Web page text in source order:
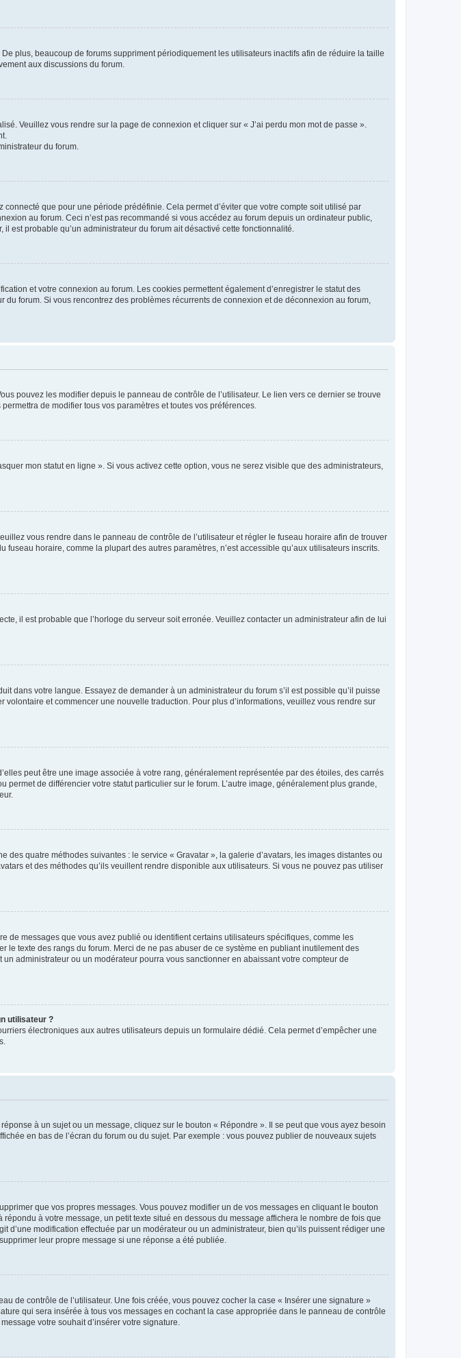
plus, beaucoup de forums suppriment périodiquement les utilisateurs inactifs afin de réduire la taille
aux discussions du forum.
Veuillez vous rendre sur la page de connexion et cliquer sur « J’ai perdu mon mot de passe ».
du forum.
que pour une période prédéfinie. Cela permet d’éviter que votre compte soit utilisé par
au forum. Ceci n’est pas recommandé si vous accédez au forum depuis un ordinateur public,
est probable qu’un administrateur du forum ait désactivé cette fonctionnalité.
et votre connexion au forum. Les cookies permettent également d’enregistrer le statut des
forum. Si vous rencontrez des problèmes récurrents de connexion et de déconnexion au forum,
pouvez les modifier depuis le panneau de contrôle de l’utilisateur. Le lien vers ce dernier se trouve
de modifier tous vos paramètres et toutes vos préférences.
mon statut en ligne ». Si vous activez cette option, vous ne serez visible que des administrateurs,
vous rendre dans le panneau de contrôle de l’utilisateur et régler le fuseau horaire afin de trouver
horaire, comme la plupart des autres paramètres, n’est accessible qu’aux utilisateurs inscrits.
il est probable que l’horloge du serveur soit erronée. Veuillez contacter un administrateur afin de lui
dans votre langue. Essayez de demander à un administrateur du forum s’il est possible qu’il puisse
et commencer une nouvelle traduction. Pour plus d’informations, veuillez vous rendre sur
peut être une image associée à votre rang, généralement représentée par des étoiles, des carrés
de différencier votre statut particulier sur le forum. L’autre image, généralement plus grande,
quatre méthodes suivantes : le service « Gravatar », la galerie d’avatars, les images distantes ou
et des méthodes qu’ils veuillent rendre disponible aux utilisateurs. Si vous ne pouvez pas utiliser
de messages que vous avez publié ou identifient certains utilisateurs spécifiques, comme les
texte des rangs du forum. Merci de ne pas abuser de ce système en publiant inutilement des
administrateur ou un modérateur pourra vous sanctionner en abaissant votre compteur de
utilisateur ?
électroniques aux autres utilisateurs depuis un formulaire dédié. Cela permet d’empêcher une
à un sujet ou un message, cliquez sur le bouton « Répondre ». Il se peut que vous ayez besoin
en bas de l’écran du forum ou du sujet. Par exemple : vous pouvez publier de nouveaux sujets
que vos propres messages. Vous pouvez modifier un de vos messages en cliquant le bouton
à votre message, un petit texte situé en dessous du message affichera le nombre de fois que
d’une modification effectuée par un modérateur ou un administrateur, bien qu’ils puissent rédiger une
leur propre message si une réponse a été publiée.
de contrôle de l’utilisateur. Une fois créée, vous pouvez cocher la case « Insérer une signature »
qui sera insérée à tous vos messages en cochant la case appropriée dans le panneau de contrôle
votre souhait d’insérer votre signature.